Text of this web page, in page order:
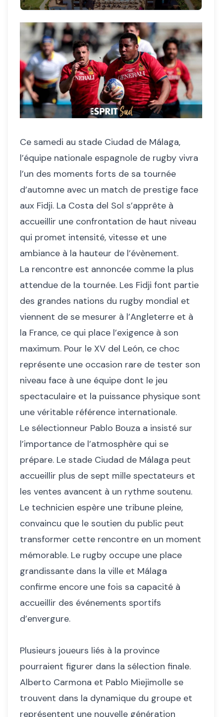
Ce samedi au stade Ciudad de Málaga,
l’équipe nationale espagnole de rugby vivra
l’un des moments forts de sa tournée
d’automne avec un match de prestige face
aux Fidji. La Costa del Sol s’apprête à
accueillir une confrontation de haut niveau
qui promet intensité, vitesse et une
ambiance à la hauteur de l’évènement.
La rencontre est annoncée comme la plus
attendue de la tournée. Les Fidji font partie
des grandes nations du rugby mondial et
viennent de se mesurer à l’Angleterre et à
la France, ce qui place l’exigence à son
maximum. Pour le XV del León, ce choc
représente une occasion rare de tester son
niveau face à une équipe dont le jeu
spectaculaire et la puissance physique sont
une véritable référence internationale.
Le sélectionneur Pablo Bouza a insisté sur
l’importance de l’atmosphère qui se
prépare. Le stade Ciudad de Málaga peut
accueillir plus de sept mille spectateurs et
les ventes avancent à un rythme soutenu.
Le technicien espère une tribune pleine,
convaincu que le soutien du public peut
transformer cette rencontre en un moment
mémorable. Le rugby occupe une place
grandissante dans la ville et Málaga
confirme encore une fois sa capacité à
accueillir des événements sportifs
d’envergure.
Plusieurs joueurs liés à la province
pourraient figurer dans la sélection finale.
Alberto Carmona et Pablo Miejimolle se
trouvent dans la dynamique du groupe et
représentent une nouvelle génération